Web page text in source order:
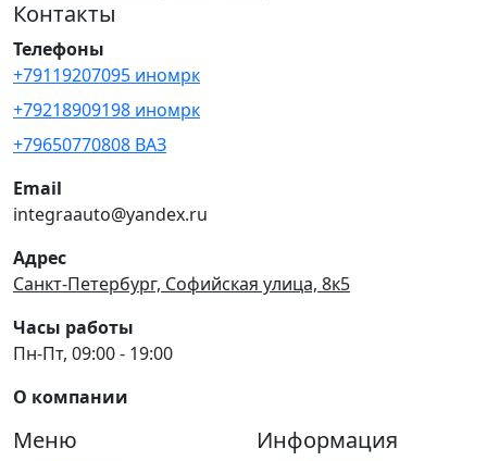
Контакты
Телефоны
+79119207095 иномрк
+79218909198 иномрк
+79650770808 ВАЗ
Email
integraauto@yandex.ru
Адрес
Санкт-Петербург, Софийская улица, 8к5
Часы работы
Пн-Пт, 09:00 - 19:00
О компании
Меню Информация